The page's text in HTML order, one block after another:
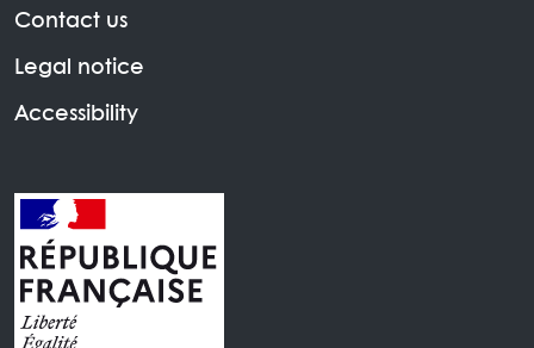
Contact us
Legal notice
Accessibility